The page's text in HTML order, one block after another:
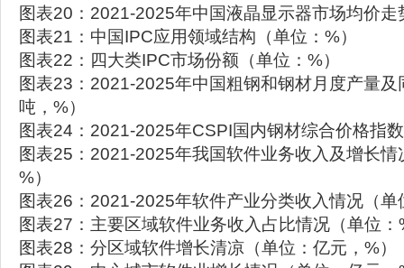
图表20：2021-2025年中国液晶显示器市场均价
图表21：中国IPC应用领域结构（单位：%）
图表22：四大类IPC市场份额（单位：%）
图表23：2021-2025年中国粗钢和钢材月度产量
吨，%）
图表24：2021-2025年CSPI国内钢材综合价格指
图表25：2021-2025年我国软件业务收入及增长情
%）
图表26：2021-2025年软件产业分类收入情况（单
图表27：主要区域软件业务收入占比情况（单位：
图表28：分区域软件增长清凉（单位：亿元，%）